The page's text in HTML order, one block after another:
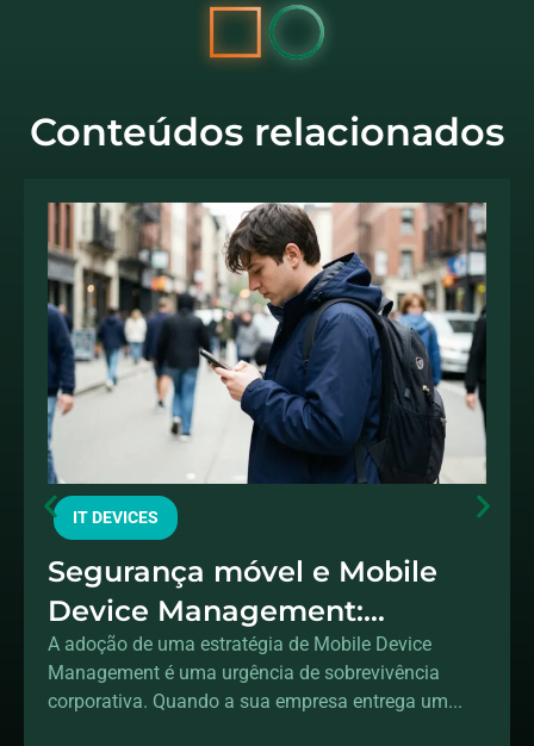
Conteúdos relacionados
IT DEVICES
Segurança móvel e Mobile
Device Management:
protegendo dados fora do
escritório
A adoção de uma estratégia de Mobile Device
Management é uma urgência de sobrevivência
corporativa. Quando a sua empresa entrega um...